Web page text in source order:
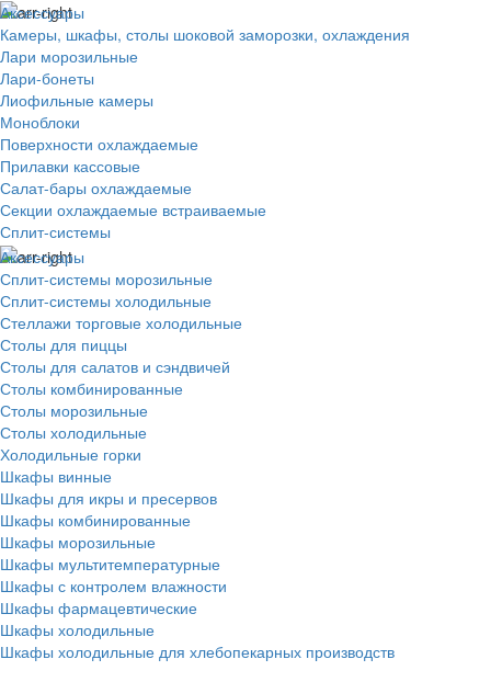
Аксессуары
Камеры, шкафы, столы шоковой заморозки, охлаждения
Лари морозильные
Лари-бонеты
Лиофильные камеры
Моноблоки
Поверхности охлаждаемые
Прилавки кассовые
Салат-бары охлаждаемые
Секции охлаждаемые встраиваемые
Сплит-системы
Аксессуары
Сплит-системы морозильные
Сплит-системы холодильные
Стеллажи торговые холодильные
Столы для пиццы
Столы для салатов и сэндвичей
Столы комбинированные
Столы морозильные
Столы холодильные
Холодильные горки
Шкафы винные
Шкафы для икры и пресервов
Шкафы комбинированные
Шкафы морозильные
Шкафы мультитемпературные
Шкафы с контролем влажности
Шкафы фармацевтические
Шкафы холодильные
Шкафы холодильные для хлебопекарных производств